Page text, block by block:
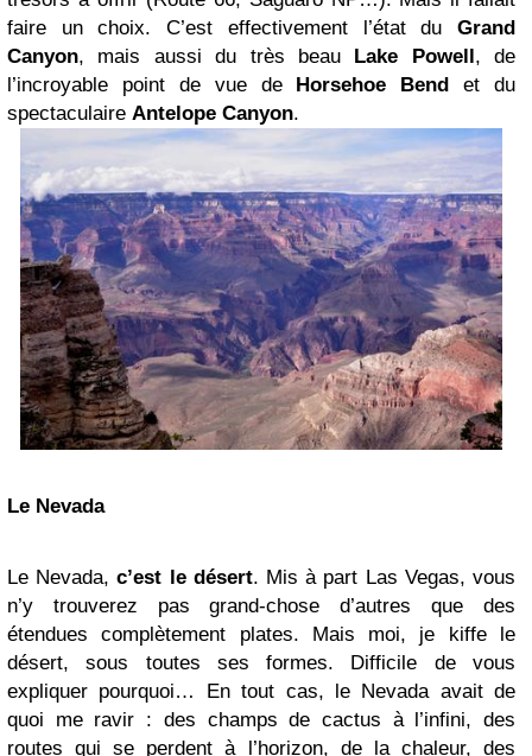
faire un choix. C’est effectivement l’état du Grand
Canyon, mais aussi du très beau Lake Powell , de
l’incroyable point de vue de
Horsehoe Bend
et du
spectaculaire Antelope Canyon.
Le Nevada
Le Nevada,c’est le désert. Mis à part Las Vegas, vous
n’y trouverez pas grand-chose d’autres que des
étendues complètement plates. Mais moi, je kiffe le
désert, sous toutes ses formes. Difficile de vous
expliquer pourquoi… En tout cas, le Nevada avait de
quoi me ravir : des champs de cactus à l’infini, des
routes qui se perdent à l’horizon, de la chaleur, des